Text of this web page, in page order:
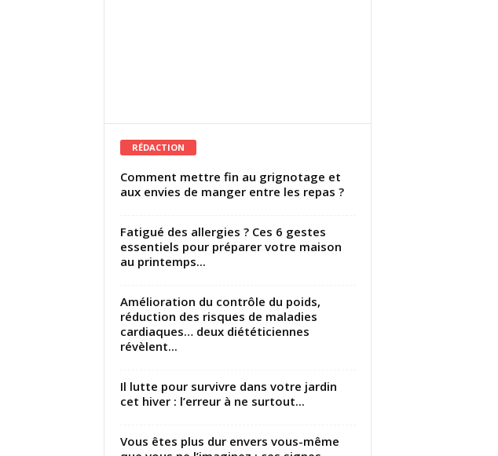
RÉDACTION
Comment mettre fin au grignotage et
aux envies de manger entre les repas ?
Fatigué des allergies ? Ces 6 gestes
essentiels pour préparer votre maison
au printemps...
Amélioration du contrôle du poids,
réduction des risques de maladies
cardiaques… deux diététiciennes
révèlent...
Il lutte pour survivre dans votre jardin
cet hiver : l’erreur à ne surtout...
Vous êtes plus dur envers vous-même